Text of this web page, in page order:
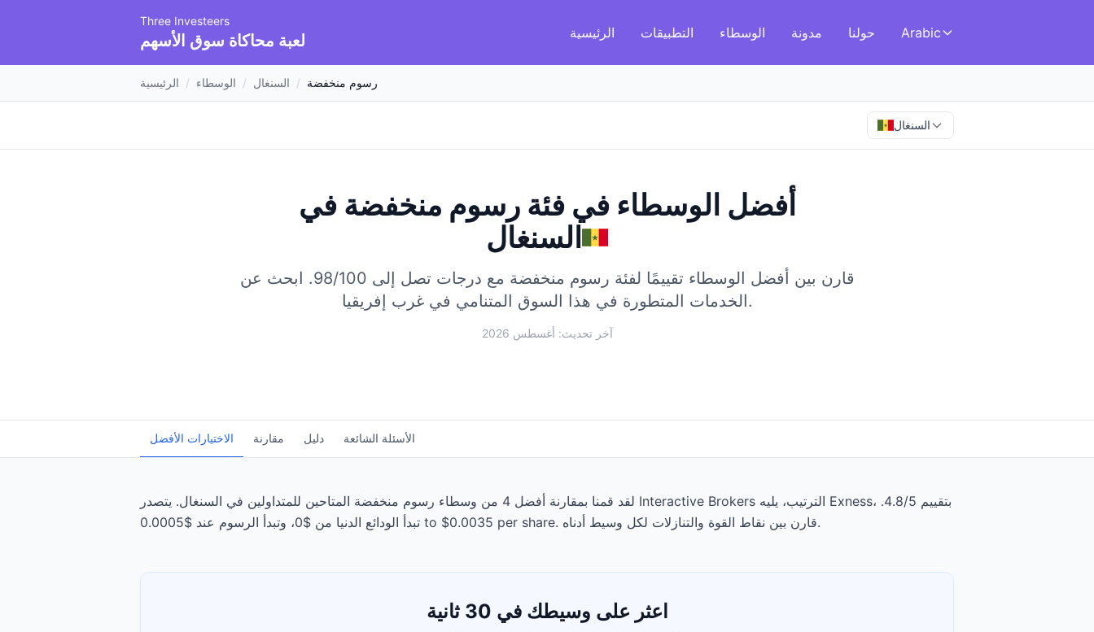
Three Investeers
لعبة محاكاة سوق الأسهم الرئيسية التطبيقات الوسطاء مدونة حولنا Arabic
الرئيسية / الوسطاء / السنغال / رسوم منخفضة
السنغال
أفضل الوسطاء في فئة رسوم منخفضة في
السنغال
قارن بين أفضل الوسطاء تقييمًا لفئة رسوم منخفضة مع درجات تصل إلى 98/100.
ابحث عن
الخدمات المتطورة في هذا السوق المتنامي في غرب إفريقيا.
آخر تحديث: أغسطس 2026
الاختيارات الأفضل مقارنة دليل الأسئلة الشائعة
لقد قمنا بمقارنة أفضل 4 من وسطاء رسوم منخفضة المتاحين للمتداولين في السنغال. يتصدر Interactive Brokers الترتيب، يليه Exness، بتقييم 4.8/5.
تبدأ الودائع الدنيا من $0، وتبدأ الرسوم عند $0.0005 to $0.0035 per share. قارن بين نقاط القوة والتنازلات لكل وسيط أدناه.
اعثر على وسيطك في 30 ثانية